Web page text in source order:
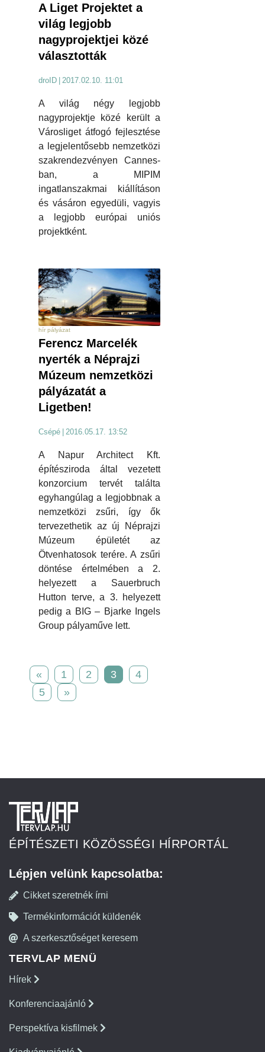
A Liget Projektet a
világ legjobb
nagyprojektjei közé
választották
droID 2017.02.10. 11:01
A világ négy legjobb
nagyprojektje közé került a
Városliget átfogó fejlesztése
a legjelentősebb nemzetközi
szakrendezvényen Cannes-
ban, a MIPIM
ingatlanszakmai kiállításon
és vásáron egyedüli, vagyis
a legjobb európai uniós
projektként.
hír pályázat
Ferencz Marcelék
nyerték a Néprajzi
Múzeum nemzetközi
pályázatát a
Ligetben!
Csépé 2016.05.17. 13:52
A Napur Architect Kft.
építésziroda által vezetett
konzorcium tervét találta
egyhangúlag a legjobbnak a
nemzetközi zsűri, így ők
tervezethetik az új Néprajzi
Múzeum épületét az
Ötvenhatosok terére. A zsűri
döntése értelmében a 2.
helyezett a Sauerbruch
Hutton terve, a 3. helyezett
pedig a BIG – Bjarke Ingels
Group pályaműve lett.
« 1 2 3
4
5
»
ÉPÍTÉSZETI KÖZÖSSÉGI HÍRPORTÁL
Lépjen velünk kapcsolatba:
Cikket szeretnék írni
Termékinformációt küldenék
A szerkesztőséget keresem
TERVLAP MENÜ
Hírek
Konferenciaajánló
Perspektíva kisfilmek